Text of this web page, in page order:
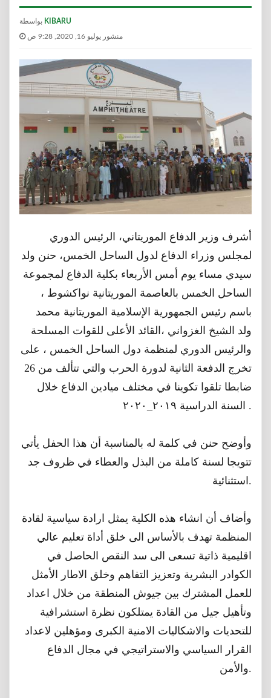
KIBARU
منشور يوليو 16, 2020, 9:28 ص
أشرف وزير الدفاع الموريتاني، الرئيس الدوري
لمجلس وزراء الدفاع لدول الساحل الخمس، حنن ولد
سيدي مساء يوم أمس الأربعاء بكلية الدفاع لمجموعة
الساحل الخمس بالعاصمة الموريتانية نواكشوط ،
باسم رئيس الجمهورية الإسلامية الموريتانية محمد
ولد الشيخ الغزواني ،القائد الأعلى للقوات المسلحة
والرئيس الدوري لمنظمة دول الساحل الخمس ، على
تخرج الدفعة الثانية لدورة الحرب والتي تتألف من 26
ضابطا تلقوا تكوينا في مختلف ميادين الدفاع خلال
السنة الدراسية ٢٠١٩_٢٠٢٠ .
وأوضح حنن في كلمة له بالمناسبة أن هذا الحفل يأتي
تتويجا لسنة كاملة من البذل والعطاء في ظروف جد
استثنائية.
وأضاف أن انشاء هذه الكلية يمثل ارادة سياسية لقادة
المنظمة تهدف بالأساس الى خلق أداة تعليم عالي
اقليمية ذاتية تسعى الى سد النقص الحاصل في
الكوادر البشرية وتعزيز التفاهم وخلق الاطار الأمثل
للعمل المشترك بين جيوش المنطقة من خلال اعداد
وتأهيل جيل من القادة يمتلكون نظرة استشرافية
للتحديات والاشكاليات الامنية الكبرى ومؤهلين لاعداد
القرار السياسي والاستراتيجي في مجال الدفاع
والأمن.